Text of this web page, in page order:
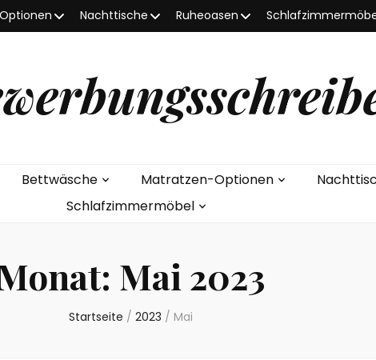
Nachttische Ruheoasen
Bettwäsche Matratzen-Optionen
Schlafzimmermöbel
Mai 2023
Startseite / 2023 / Mai